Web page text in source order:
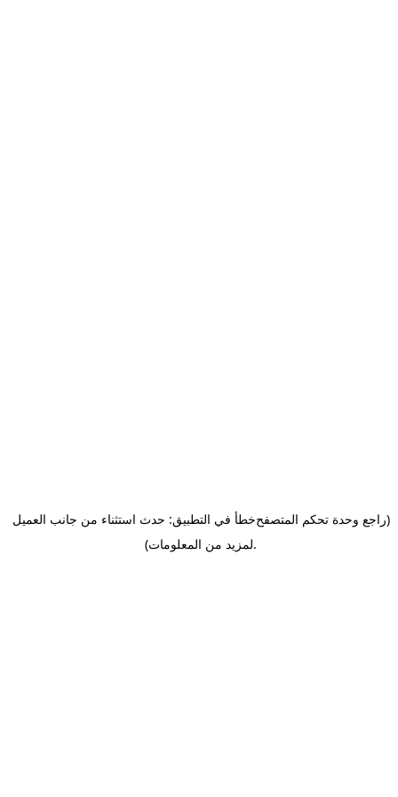
خطأ في التطبيق: حدث استثناء من جانب العميل(راجع وحدة تحكم المتصفح
لمزيد من المعلومات).